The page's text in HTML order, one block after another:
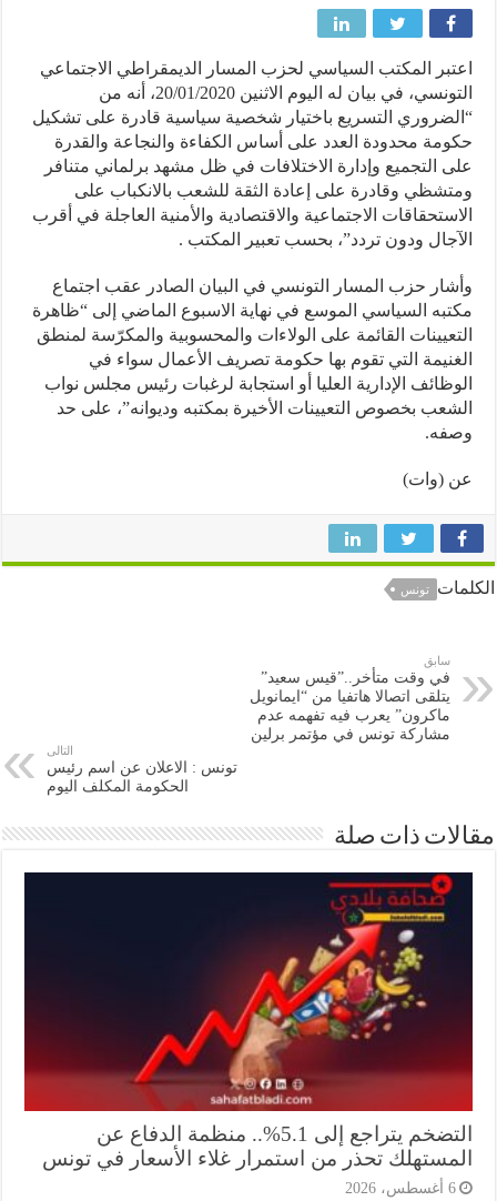
المكتب السياسي لحزب المسار الديمقراطي الاجتماعي
التونسي، في بيان له اليوم الاثنين 20/01/2020، أنه من
التسريع باختيار شخصية سياسية قادرة على تشكيل
محدودة العدد على أساس الكفاءة والنجاعة والقدرة
التجميع وإدارة الاختلافات في ظل مشهد برلماني متنافر
وقادرة على إعادة الثقة للشعب بالانكباب على
الاجتماعية والاقتصادية والأمنية العاجلة في أقرب
ودون تردد”، بحسب تعبير المكتب .
حزب المسار التونسي في البيان الصادر عقب اجتماع
السياسي الموسع في نهاية الاسبوع الماضي إلى “ظاهرة
القائمة على الولاءات والمحسوبية والمكرّسة لمنطق
التي تقوم بها حكومة تصريف الأعمال سواء في
الإدارية العليا أو استجابة لرغبات رئيس مجلس نواب
بخصوص التعيينات الأخيرة بمكتبه وديوانه”، على حد
(وات)
تونس
في وقت متأخر..”قيس سعيد”
يتلقى اتصالا هاتفيا من “ايمانويل
ماكرون” يعرب فيه تفهمه عدم
مشاركة تونس في مؤتمر برلين
تونس : الاعلان عن اسم رئيس
الحكومة المكلف اليوم
ذات صلة
التضخم يتراجع إلى 5.1%.. منظمة الدفاع عن
تحذر من استمرار غلاء الأسعار في تونس